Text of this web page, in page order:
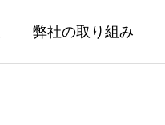
弊社の取り組み